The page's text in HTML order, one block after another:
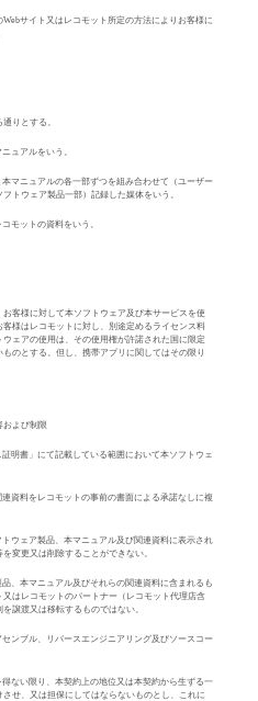
Webサイト又はレコモット所定の方法によりお客様に
りとする。
ュアルをいう。
マニュアルの各一部ずつを組み合わせて（ユーザー
トウェア製品一部）記録した媒体をいう。
モットの資料をいう。
客様に対して本ソフトウェア及び本サービスを使
様はレコモットに対し、別途定めるライセンス料
ェアの使用は、その使用権が許諾された国に限定
のとする。但し、携帯アプリに関してはその限り
よび制限
明書」にて記載している範囲において本ソフトウェ
資料をレコモットの事前の書面による承諾なしに複
ウェア製品、本マニュアル及び関連資料に表示され
変更又は削除することができない。
、本マニュアル及びそれらの関連資料に含まれるも
はレコモットのパートナー（レコモット代理店含
譲渡又は移転するものではない。
ンブル、リバースエンジニアリング及びソースコー
ない限り、本契約上の地位又は本契約から生ずる一
せ、又は担保にしてはならないものとし、これに